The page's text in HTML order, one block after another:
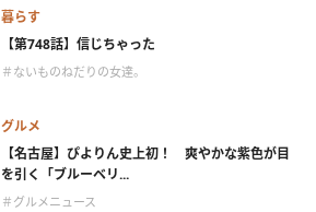
暮らす
【第748話】信じちゃった
＃ないものねだりの女達。
グルメ
【名古屋】ぴよりん史上初！ 爽やかな紫色が目
を引く「ブルーベリ...
＃グルメニュース